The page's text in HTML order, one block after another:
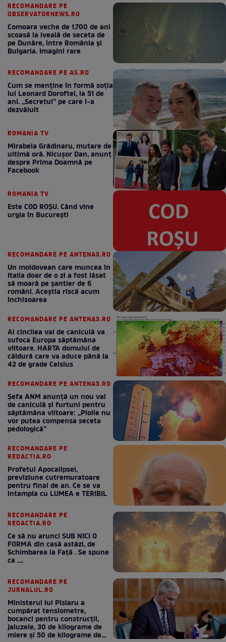
RECOMANDARE PE
OBSERVATORNEWS.RO
Comoara veche de 1.700 de ani
scoasă la iveală de seceta de
pe Dunăre, între România şi
Bulgaria. Imagini rare
RECOMANDARE PE AS.RO
Cum se menţine în formă soţia
lui Leonard Doroftei, la 51 de
ani. „Secretul” pe care l-a
dezvăluit
ROMANIA TV
Mirabela Grădinaru, mutare de
ultimă oră. Nicuşor Dan, anunţ
despre Prima Doamnă pe
Facebook
ROMANIA TV
Este COD ROŞU. Când vine
urgia în Bucureşti
RECOMANDARE PE ANTENA3.RO
Un moldovean care muncea în
Italia doar de o zi a fost lăsat
să moară pe şantier de 6
români. Aceștia riscă acum
închisoarea
RECOMANDARE PE ANTENA3.RO
Al cincilea val de caniculă va
sufoca Europa săptămâna
viitoare. HARTA domului de
căldură care va aduce până la
42 de grade Celsius
RECOMANDARE PE ANTENA3.RO
Șefa ANM anunță un nou val
de caniculă și furtuni pentru
săptămâna viitoare: „Ploile nu
vor putea compensa seceta
pedologică”
RECOMANDARE PE
REDACTIA.RO
Profetul Apocalipsei,
previziune cutremuratoare
pentru final de an. Ce se va
intampla cu LUMEA e TERIBIL
RECOMANDARE PE
REDACTIA.RO
Ce să nu arunci SUB NICI O
FORMA din casă astăzi, de
Schimbarea la Față . Se spune
ca ....
RECOMANDARE PE
JURNALUL.RO
Ministerul lui Pîslaru a
cumpărat tensiometre,
bocanci pentru construcții,
jaluzele, 30 de kilograme de
miere și 50 de kilograme de